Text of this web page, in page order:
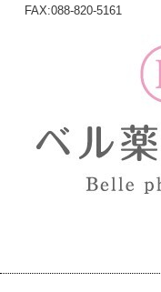
FAX:088-820-5161